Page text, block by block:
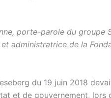
porte-parole du groupe
administratrice de la
du 19 juin 2018
et de gouvernement, lors